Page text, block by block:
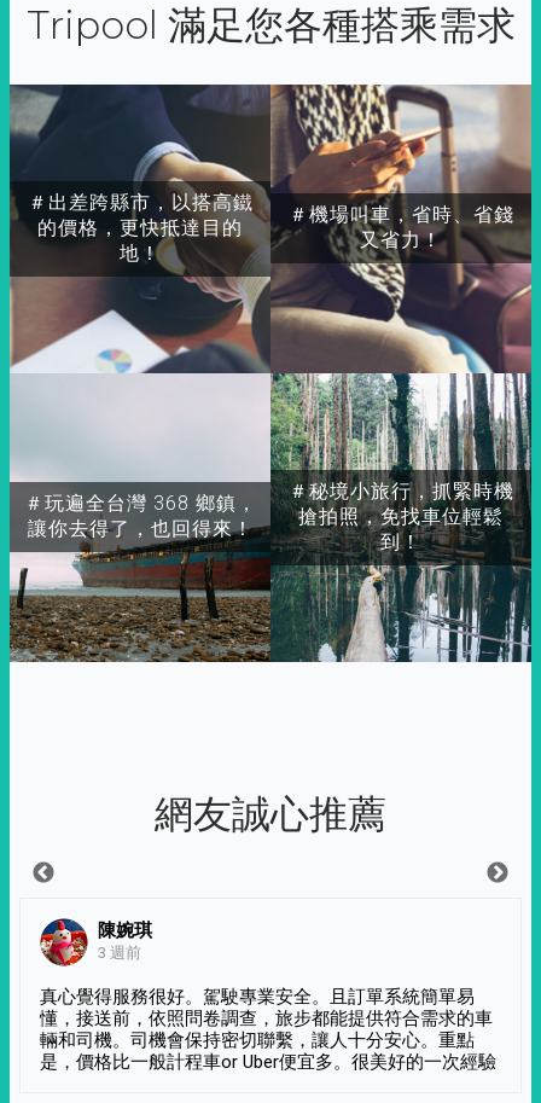
Tripool 滿足您各種搭乘需求
＃出差跨縣市，以搭高鐵
的價格，更快抵達目的
地！
＃玩遍全台灣 368 鄉鎮，
讓你去得了，也回得來！
＃秘境小旅行，抓緊時機
搶拍照，免找車位輕鬆
到！
＃機場叫車，省時、省錢
又省力！
網友誠心推薦
陳婉琪
3 週前
真心覺得服務很好。駕駛專業安全。且訂單系統簡單易
懂，接送前，依照問卷調查，旅步都能提供符合需求的車
輛和司機。司機會保持密切聯繫，讓人十分安心。重點
是，價格比一般計程車or Uber便宜多。很美好的一次經驗